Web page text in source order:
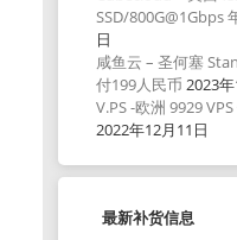
SSD/800G@1Gbps
日
咸鱼云 – 圣何塞
付199人民币 2023
V.PS -欧洲 9929
2022年12月11日
最新补货信息